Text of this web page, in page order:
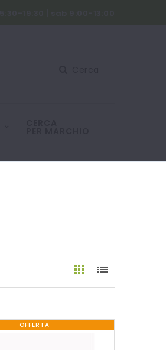
19:30 | sab 9:00-13:00
OFFERTA